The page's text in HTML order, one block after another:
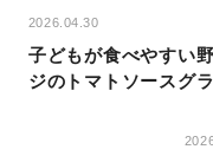
2026.04.30
子どもが食べやすい
ジのトマトソースグラ